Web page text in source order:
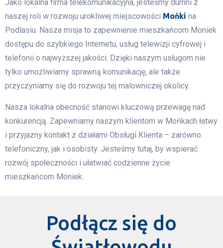
Jako lokalna firma telekomunikacyjna, jesteśmy dumni z
naszej roli w rozwoju urokliwej miejscowości Mońki na
Podlasiu. Nasza misja to zapewnienie mieszkańcom Moniek
dostępu do szybkiego Internetu, usług telewizji cyfrowej i
telefonii o najwyższej jakości. Dzięki naszym usługom nie
tylko umożliwiamy sprawną komunikację, ale także
przyczyniamy się do rozwoju tej malowniczej okolicy.
Nasza lokalna obecność stanowi kluczową przewagę nad
konkurencją. Zapewniamy naszym klientom w Mońkach łatwy
i przyjazny kontakt z działami Obsługi Klienta – zarówno
telefoniczny, jak i osobisty. Jesteśmy tutaj, by wspierać
rozwój społeczności i ułatwiać codzienne życie
mieszkańcom Moniek.
Podłącz się do